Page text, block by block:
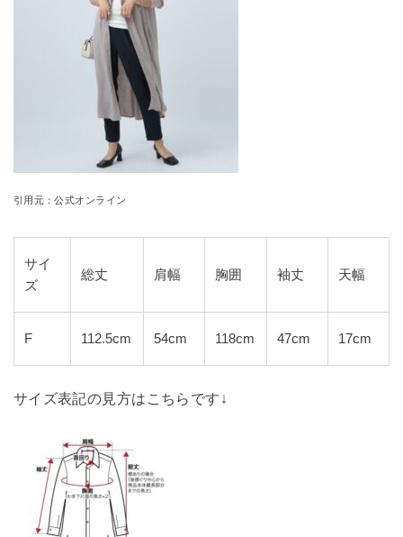
引用元：公式オンライン
サイ
ズ
総丈 肩幅 胸囲 袖丈 天幅
F 112.5cm 54cm 118cm 47cm 17cm
サイズ表記の見方はこちらです↓